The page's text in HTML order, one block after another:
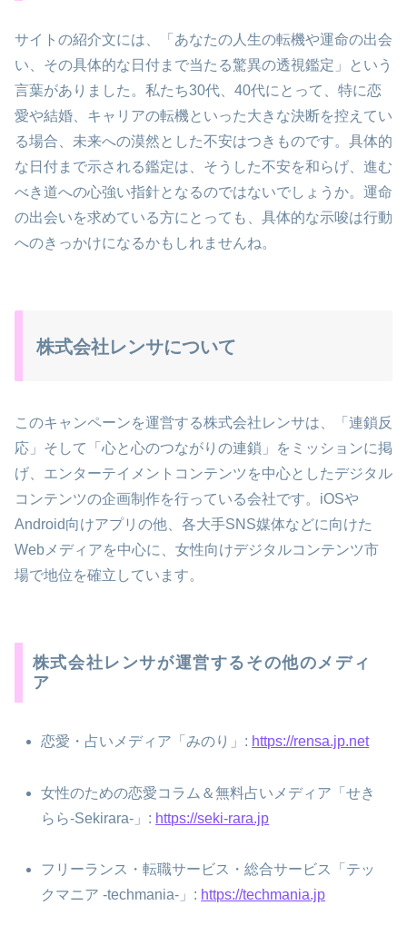
サイトの紹介文には、「あなたの人生の転機や運命の出会
い、その具体的な日付まで当たる驚異の透視鑑定」という
言葉がありました。私たち30代、40代にとって、特に恋
愛や結婚、キャリアの転機といった大きな決断を控えてい
る場合、未来への漠然とした不安はつきものです。具体的
な日付まで示される鑑定は、そうした不安を和らげ、進む
べき道への心強い指針となるのではないでしょうか。運命
の出会いを求めている方にとっても、具体的な示唆は行動
へのきっかけになるかもしれませんね。
株式会社レンサについて
このキャンペーンを運営する株式会社レンサは、「連鎖反
応」そして「心と心のつながりの連鎖」をミッションに掲
げ、エンターテイメントコンテンツを中心としたデジタル
コンテンツの企画制作を行っている会社です。iOSや
Android向けアプリの他、各大手SNS媒体などに向けた
Webメディアを中心に、女性向けデジタルコンテンツ市
場で地位を確立しています。
株式会社レンサが運営するその他のメディ
ア
恋愛・占いメディア「みのり」: https://rensa.jp.net
女性のための恋愛コラム＆無料占いメディア「せき
らら-Sekirara-」: https://seki-rara.jp
フリーランス・転職サービス・総合サービス「テッ
クマニア -techmania-」: https://techmania.jp